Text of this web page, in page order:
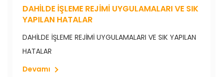
DAHİLDE İŞLEME REJİMİ UYGULAMALARI VE SIK
YAPILAN HATALAR
DAHİLDE İŞLEME REJİMİ UYGULAMALARI VE SIK YAPILAN
HATALAR
Devamı